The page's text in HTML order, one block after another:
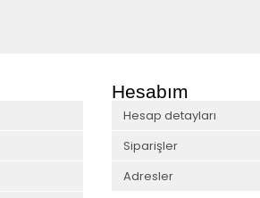
Hesabım
Hesap detayları
Siparişler
Adresler